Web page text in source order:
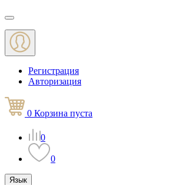
Меню
Регистрация
Авторизация
0 Корзина пуста
0
0
Язык